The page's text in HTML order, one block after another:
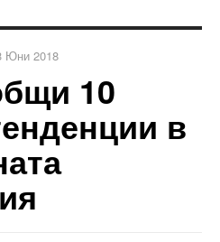
Юни 2018
10
в